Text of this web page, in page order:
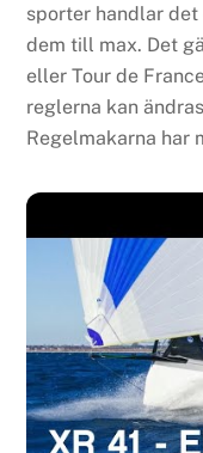
sporter handlar
dem till max. Det
eller Tour de
reglerna kan
Regelmakarna har